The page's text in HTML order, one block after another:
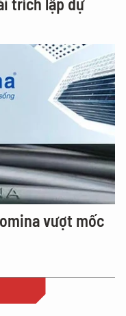
trích lập dự
vượt mốc